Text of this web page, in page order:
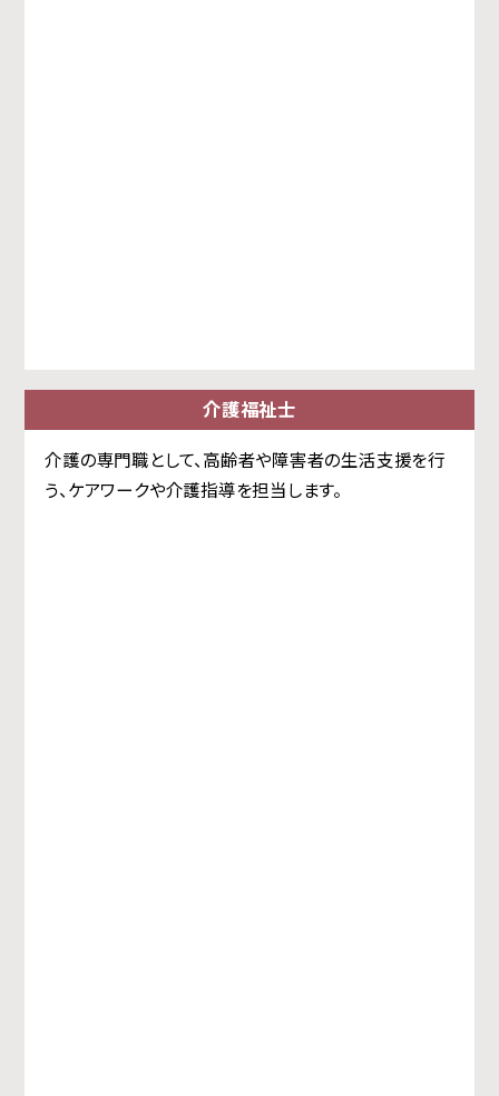
介護福祉士
介護の専門職として、高齢者や障害者の生活支援を行
う、ケアワークや介護指導を担当します。